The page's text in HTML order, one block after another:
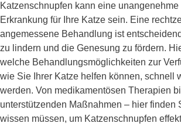
Katzenschnupfen kann eine
Erkrankung für Ihre Katze sein. Eine
angemessene Behandlung ist
zu lindern und die Genesung zu fördern.
welche Behandlungsmöglichkeiten zur
wie Sie Ihrer Katze helfen können, schnell
werden. Von medikamentösen Therapien
unterstützenden Maßnahmen – hier finden
wissen müssen, um Katzenschnupfen